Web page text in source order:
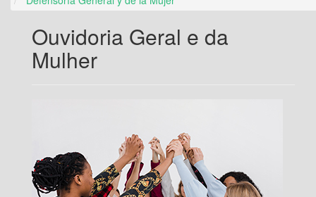
Ouvidoria Geral e da
Mulher